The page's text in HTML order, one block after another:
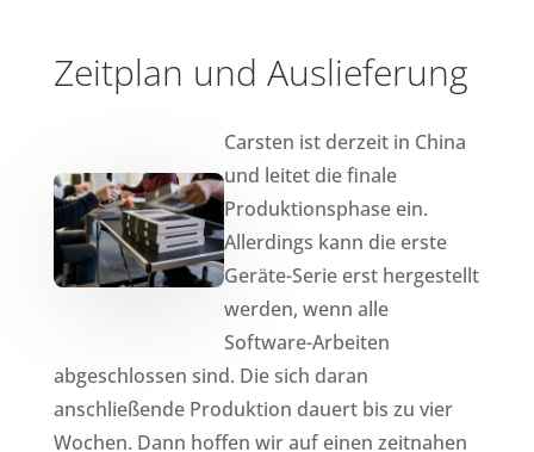
Zeitplan und Auslieferung
Carsten ist derzeit in China
und leitet die finale
Produktionsphase ein.
Allerdings kann die erste
Geräte-Serie erst hergestellt
werden, wenn alle
Software-Arbeiten
abgeschlossen sind. Die sich daran
anschließende Produktion dauert bis zu vier
Wochen. Dann hoffen wir auf einen zeitnahen